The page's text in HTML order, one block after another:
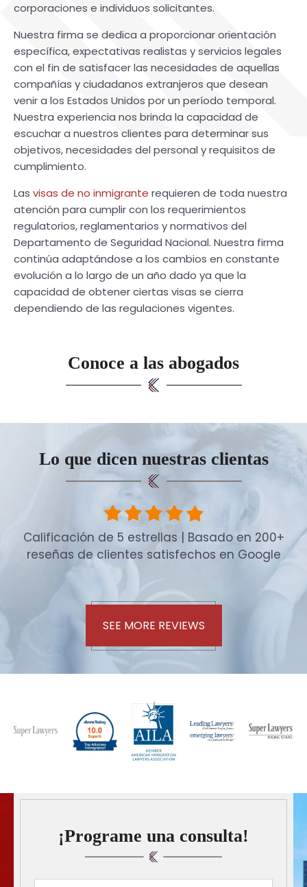
corporaciones e individuos solicitantes.
Nuestra firma se dedica a proporcionar orientación
específica, expectativas realistas y servicios legales
con el fin de satisfacer las necesidades de aquellas
compañías y ciudadanos extranjeros que desean
venir a los Estados Unidos por un período temporal.
Nuestra experiencia nos brinda la capacidad de
escuchar a nuestros clientes para determinar sus
objetivos, necesidades del personal y requisitos de
cumplimiento.
Las visas de no inmigrante requieren de toda nuestra
atención para cumplir con los requerimientos
regulatorios, reglamentarios y normativos del
Departamento de Seguridad Nacional. Nuestra firma
continúa adaptándose a los cambios en constante
evolución a lo largo de un año dado ya que la
capacidad de obtener ciertas visas se cierra
dependiendo de las regulaciones vigentes.
Conoce a las abogados
Lo que dicen nuestras clientas
Calificación de 5 estrellas | Basado en 200+
reseñas de clientes satisfechos en Google
SEE MORE REVIEWS
¡Programe una consulta!